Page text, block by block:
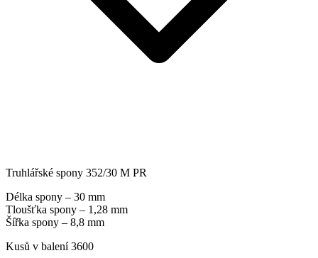
Truhlářské spony 352/30 M PR
Délka spony – 30 mm
Tloušťka spony – 1,28 mm
Šířka spony – 8,8 mm
Kusů v balení 3600